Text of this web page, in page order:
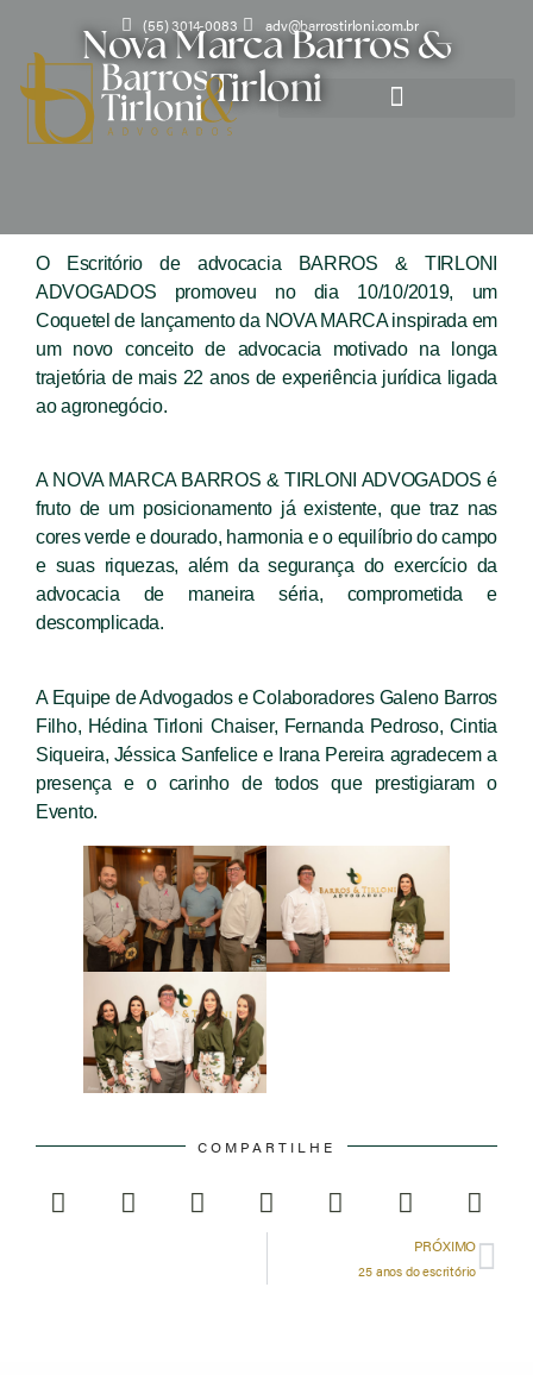
(55) 3014-0083 adv@barrostirloni.com.br
Nova Marca Barros &
Tirloni
O Escritório de advocacia BARROS & TIRLONI
ADVOGADOS promoveu no dia 10/10/2019, um
Coquetel de lançamento da NOVA MARCA inspirada em
um novo conceito de advocacia motivado na longa
trajetória de mais 22 anos de experiência jurídica ligada
ao agronegócio.
A NOVA MARCA BARROS & TIRLONI ADVOGADOS é
fruto de um posicionamento já existente, que traz nas
cores verde e dourado, harmonia e o equilíbrio do campo
e suas riquezas, além da segurança do exercício da
advocacia de maneira séria, comprometida e
descomplicada.
A Equipe de Advogados e Colaboradores Galeno Barros
Filho, Hédina Tirloni Chaiser, Fernanda Pedroso, Cintia
Siqueira, Jéssica Sanfelice e Irana Pereira agradecem a
presença e o carinho de todos que prestigiaram o
Evento.
COMPARTILHE
PRÓXIMO
25 anos do escritório